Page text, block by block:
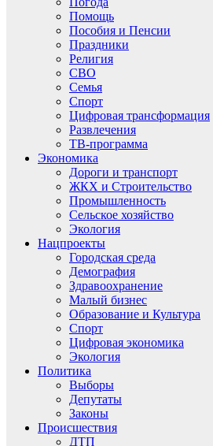
Помощь
Пособия и Пенсии
Праздники
Религия
СВО
Семья
Спорт
Цифровая трансформация
Развлечения
ТВ-программа
Экономика
Дороги и транспорт
ЖКХ и Строительство
Промышленность
Сельское хозяйство
Экология
Нацпроекты
Городская среда
Демография
Здравоохранение
Малый бизнес
Образование и Культура
Спорт
Цифровая экономика
Экология
Политика
Выборы
Депутаты
Законы
Происшествия
ДТП